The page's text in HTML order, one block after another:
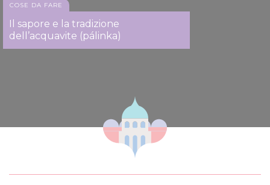
COSE DA FARE
Il sapore e la tradizione
dell’acquavite (pálinka)